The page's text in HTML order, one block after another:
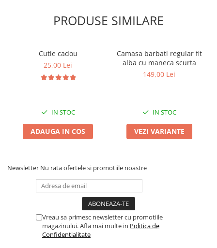
PRODUSE SIMILARE
Cutie cadou
25,00 Lei
IN STOC
ADAUGA IN COS
Camasa barbati regular fit
alba cu maneca scurta
149,00 Lei
IN STOC
VEZI VARIANTE
Newsletter Nu rata ofertele si promotiile noastre
Vreau sa primesc newsletter cu promotiile
magazinului. Afla mai multe in Politica de
Confidentialitate